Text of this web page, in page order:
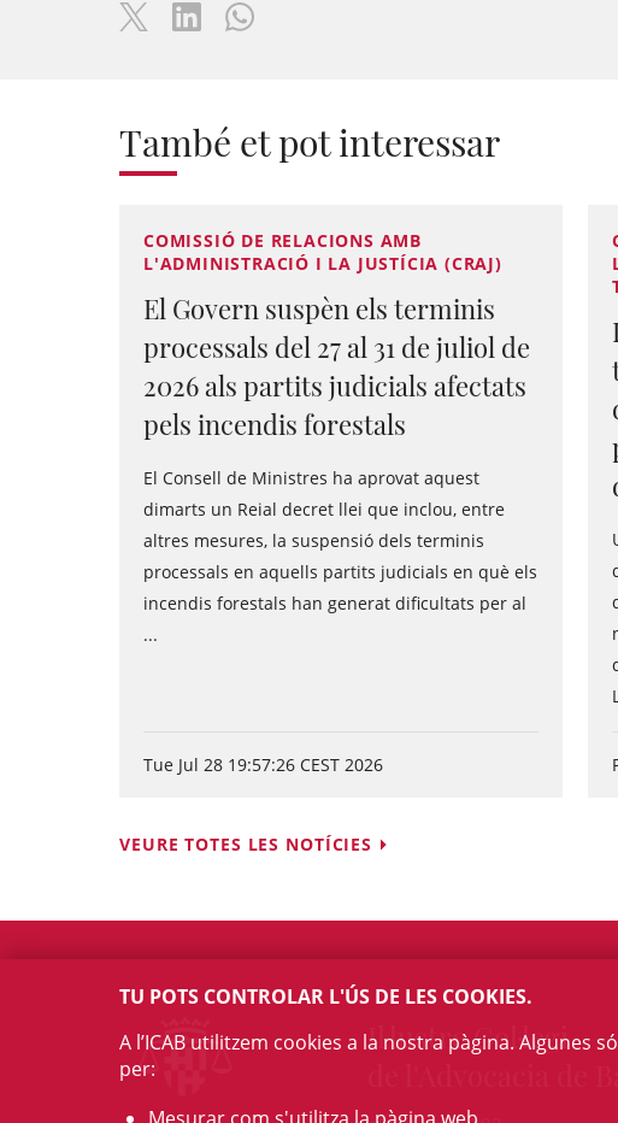
També et pot interessar
COMISSIÓ DE RELACIONS AMB
L'ADMINISTRACIÓ I LA JUSTÍCIA (CRAJ)
El Govern suspèn els terminis
processals del 27 al 31 de juliol de
2026 als partits judicials afectats
pels incendis forestals
El Consell de Ministres ha aprovat aquest
dimarts un Reial decret llei que inclou, entre
altres mesures, la suspensió dels terminis
processals en aquells partits judicials en què els
incendis forestals han generat dificultats per al
...
Tue Jul 28 19:57:26 CEST 2026
VEURE TOTES LES NOTÍCIES
Il·lustre Col·legi
TU POTS CONTROLAR L'ÚS DE LES COOKIES.
A l’ICAB utilitzem cookies a la nostra pàgina.
per: